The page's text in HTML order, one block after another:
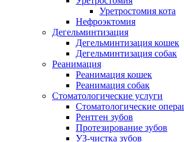
Уретростомия кота
Нефроэктомия
Дегельминтизация
Дегельминтизация кошек
Дегельминтизация собак
Реанимация
Реанимация кошек
Реанимация собак
Стоматологические услуги
Стоматологические
Рентген зубов
Протезирование зубов
УЗ-чистка зубов